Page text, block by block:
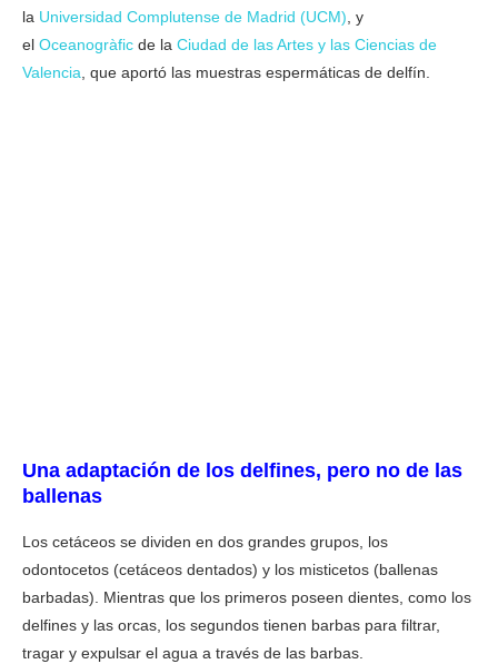
la Universidad Complutense de Madrid (UCM) , y
el Oceanogràfic de la Ciudad de las Artes y las Ciencias de
Valencia , que aportó las muestras espermáticas de delfín.
Una adaptación de los delfines, pero no de las
ballenas
Los cetáceos se dividen en dos grandes grupos, los
odontocetos (cetáceos dentados) y los misticetos (ballenas
barbadas). Mientras que los primeros poseen dientes, como los
delfines y las orcas, los segundos tienen barbas para filtrar,
tragar y expulsar el agua a través de las barbas.